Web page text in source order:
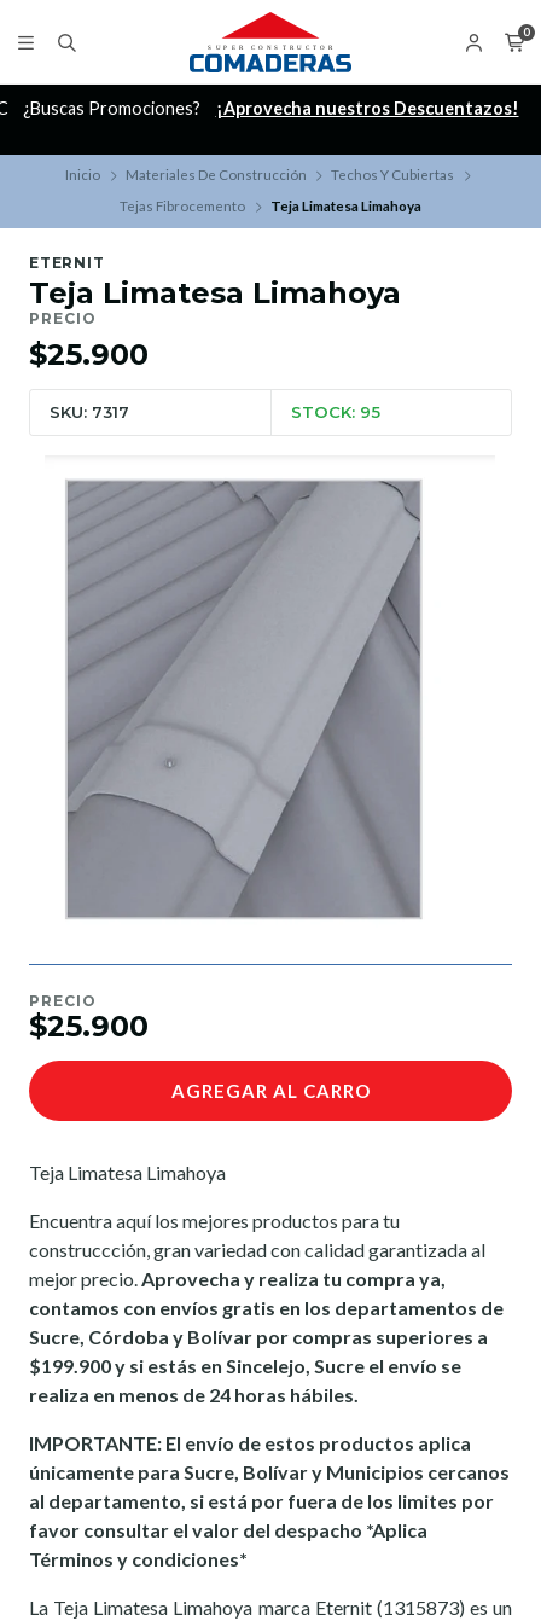
0
¿Buscas Promociones? ¡Aprovecha nuestros Descuentazos!
Inicio Materiales De Construcción
Techos Y Cubiertas
Tejas Fibrocemento
Teja Limatesa Limahoya
ETERNIT
Teja Limatesa Limahoya
PRECIO
$25.900
SKU: 7317 STOCK: 95
PRECIO
$25.900
AGREGAR AL CARRO
Teja Limatesa Limahoya
Encuentra aquí los mejores productos para tu
construccción, gran variedad con calidad garantizada al
mejor precio.Aprovecha y realiza tu compra ya,
contamos con envíos gratis en los departamentos de
Sucre, Córdoba y Bolívar por compras superiores a
$199.900 y si estás en Sincelejo, Sucre el envío se
realiza en menos de 24 horas hábiles.
IMPORTANTE: El envío de estos productos aplica
únicamente para Sucre, Bolívar y Municipios cercanos
al departamento, si está por fuera de los limites por
favor consultar el valor del despacho *Aplica
Términos y condiciones*
La Teja Limatesa Limahoya marca Eternit (1315873) es un